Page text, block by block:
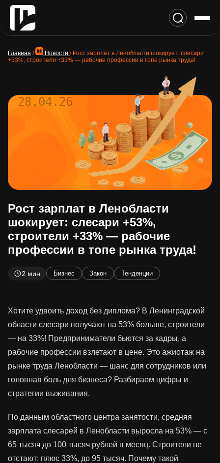
Главная / Новости / Рост зарплат в Ленобласти шокирует: слесари
+53%, строители +33% — рабочие профессии в топе рынка труда!
28.04.26
Рост зарплат в Ленобласти
шокирует: слесари +53%,
строители +33% — рабочие
профессии в топе рынка труда!
2 мин Бизнес Закон Тенденции
Хотите удвоить доход без диплома? В Ленинградской
области слесари получают на 53% больше, строители
— на 33%! Предприниматели бьются за кадры, а
рабочие профессии взлетают в цене. Это ажиотаж на
рынке труда Ленобласти — шанс для сотрудников или
головная боль для бизнеса? Разбираем цифры и
стратегии выживания.
По данным областного центра занятости, средняя
зарплата слесарей в Ленобласти выросла на 53% — с
65 тысяч до 100 тысяч рублей в месяц. Строители не
отстают: плюс 33%, до 95 тысяч. Почему такой